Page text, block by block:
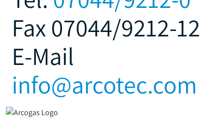
Fax 07044/9212-12
E-Mail
info@arcotec.com